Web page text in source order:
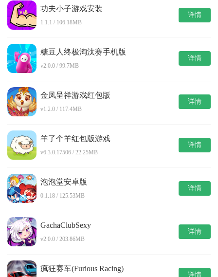
功夫小子游戏安装
1.1.1 / 106.18MB
详情
糖豆人终极淘汰赛手机版
v2.0.0 / 99.7MB
详情
金凤呈祥游戏红包版
v1.2.0 / 117.4MB
详情
羊了个羊红包版游戏
v6.3.0.17506 / 22.25MB
详情
泡泡堂安卓版
0.1.18 / 125.53MB
详情
GachaClubSexy
v2.0.0 / 203.86MB
详情
疯狂赛车(Furious Racing)
详情